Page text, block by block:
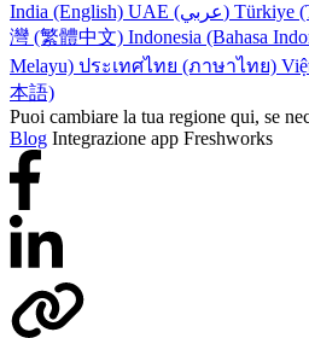
India (English)
UAE (عربي) Türkiye
灣 (繁體中文) Indonesia (Bahasa
Melayu) ประเทศไทย (ภาษาไทย)
本語)
Puoi cambiare la tua regione qui, se
Blog Integrazione app Freshworks